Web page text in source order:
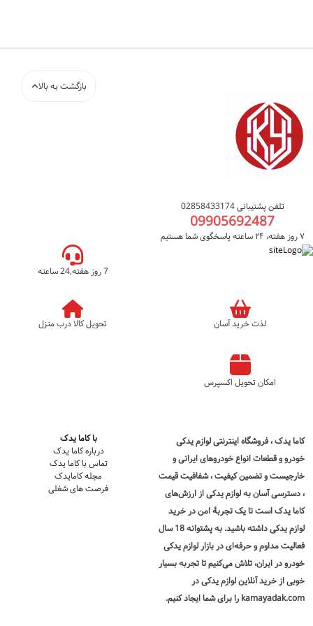
تلفن پشتیبانی 02858433174
09905692487
۷ روز هفته، ۲۴ ساعته پاسخگوی شما هستیم
بازگشت به بالا
7 روز هفته,24 ساعته
لذت خرید آسان تحویل کالا درب منزل
امکان تحویل اکسپرس
کاما یدک، فروشگاه اینترنتی لوازم یدکی
خودرو و قطعات انواع خودروهای ایرانی و
خارجیست و تضمین کیفیت ، شفافیت قیمت
، دسترسی آسان به لوازم یدکی از ارزش‌های
کاما یدک است تا یک تجربۀ امن درخرید
لوازم یدکی
داشته باشید. به پشتوانه 18 سال
فعالیت مداوم و حرفه‌ای در بازار لوازم یدکی
خودرو در ایران، تلاش می‌کنیم تا تجربه بسیار
خوبی از خرید آنلاین لوازم یدکی در
kamayadak.com را برای شما ایجاد کنیم.
با کاما یدک
درباره کاما یدک
تماس با کاما یدک
مجله کامایدک
فرصت های شغلی